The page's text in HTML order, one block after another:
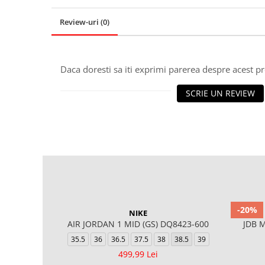
Review-uri (0)
Daca doresti sa iti exprimi parerea despre acest
SCRIE UN REVIEW
NIKE
AIR JORDAN 1 MID (GS) DQ8423-600
35.5 36 36.5 37.5 38 38.5 39
499,99 Lei
-20%
JDB